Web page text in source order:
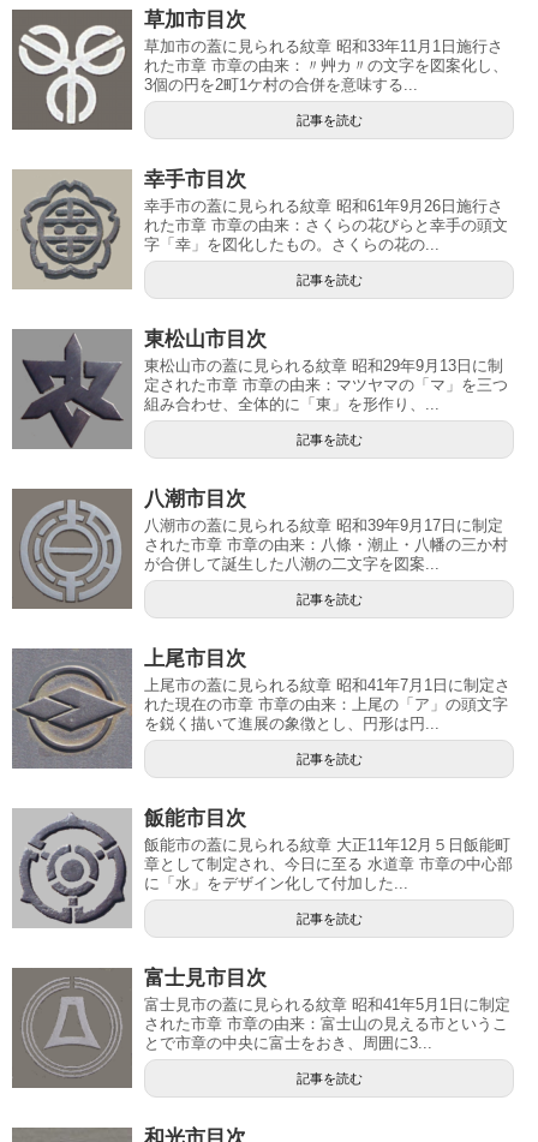
草加市目次
草加市の蓋に見られる紋章 昭和33年11月1日施行さ
れた市章 市章の由来：〃艸カ〃の文字を図案化し、
3個の円を2町1ケ村の合併を意味する...
記事を読む
幸手市目次
幸手市の蓋に見られる紋章 昭和61年9月26日施行さ
れた市章 市章の由来：さくらの花びらと幸手の頭文
字「幸」を図化したもの。さくらの花の...
記事を読む
東松山市目次
東松山市の蓋に見られる紋章 昭和29年9月13日に制
定された市章 市章の由来：マツヤマの「マ」を三つ
組み合わせ、全体的に「東」を形作り、...
記事を読む
八潮市目次
八潮市の蓋に見られる紋章 昭和39年9月17日に制定
された市章 市章の由来：八條・潮止・八幡の三か村
が合併して誕生した八潮の二文字を図案...
記事を読む
上尾市目次
上尾市の蓋に見られる紋章 昭和41年7月1日に制定さ
れた現在の市章 市章の由来：上尾の「ア」の頭文字
を鋭く描いて進展の象徴とし、円形は円...
記事を読む
飯能市目次
飯能市の蓋に見られる紋章 大正11年12月５日飯能町
章として制定され、今日に至る 水道章 市章の中心部
に「水」をデザイン化して付加した...
記事を読む
富士見市目次
富士見市の蓋に見られる紋章 昭和41年5月1日に制定
された市章 市章の由来：富士山の見える市というこ
とで市章の中央に富士をおき、周囲に3...
記事を読む